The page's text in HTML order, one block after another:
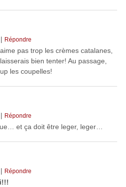
| Répondre
pas trop les crèmes catalanes,
bien tenter! Au passage,
les coupelles!
| Répondre
et ça doit être leger, leger…
| Répondre